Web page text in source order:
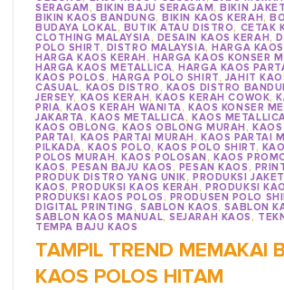
SERAGAM,BIKIN BAJU SERAGAM,BIKIN
BIKIN KAOS BANDUNG,BIKIN KAOS KERAH,
BUDAYA LOKAL, BUTIK ATAU DISTRO, CETAK
CLOTHING MALAYSIA, DESAIN KAOS KERAH,
POLO SHIRT, DISTRO MALAYSIA,HARGA KAOS
HARGA KAOS KERAH,HARGA KAOS KONSER
HARGA KAOS METALLICA,HARGA KAOS
KAOS POLOS, HARGA POLO SHIRT, JAHIT
CASUAL, KAOS DISTRO, KAOS DISTRO
JERSEY, KAOS KERAH,KAOS KERAH COWOK,
PRIA,KAOS KERAH WANITA,KAOS KONSER
JAKARTA,KAOS METALLICA,KAOS
KAOS OBLONG,KAOS OBLONG MURAH,
PARTAI, KAOS PARTAI MURAH,KAOS PARTAI
PILKADA,KAOS POLO,KAOS POLO SHIRT,
POLOS MURAH,KAOS POLOSAN,KAOS
KAOS,PESAN BAJU KAOS, PESAN KAOS,
PRODUK DISTRO YANG UNIK,PRODUKSI JAKET
KAOS,PRODUKSI KAOS KERAH,PRODUKSI
PRODUKSI KAOS POLOS, PRODUSEN POLO
DIGITAL PRINTING,SABLON KAOS,SABLON
SABLON KAOS MANUAL,SEJARAH KAOS,
TEMPA BAJU KAOS
TAMPIL TREND MEMAKAI
KAOS POLOS HITAM